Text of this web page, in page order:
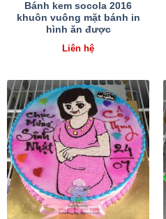
Bánh kem socola 2016
khuôn vuông mặt bánh in
hình ăn được
Liên hệ